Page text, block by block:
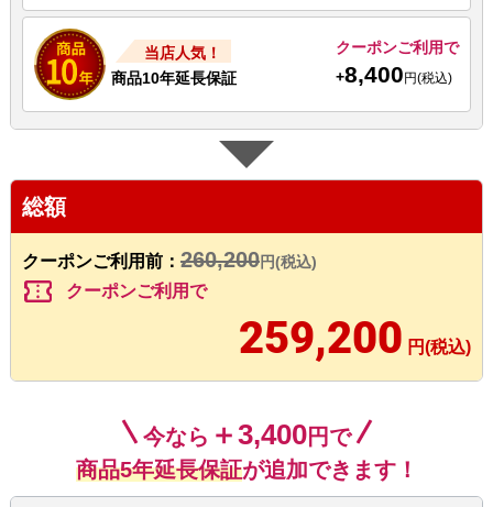
当店人気！
商品10年延長保証
クーポンご利用で
+8,400 円(税込)
総額
クーポンご利用前： 260,200円(税込)
confirmation_number クーポンご利用で
259,200 円(税込)
今なら ＋3,400円で
商品5年延長保証が追加できます！